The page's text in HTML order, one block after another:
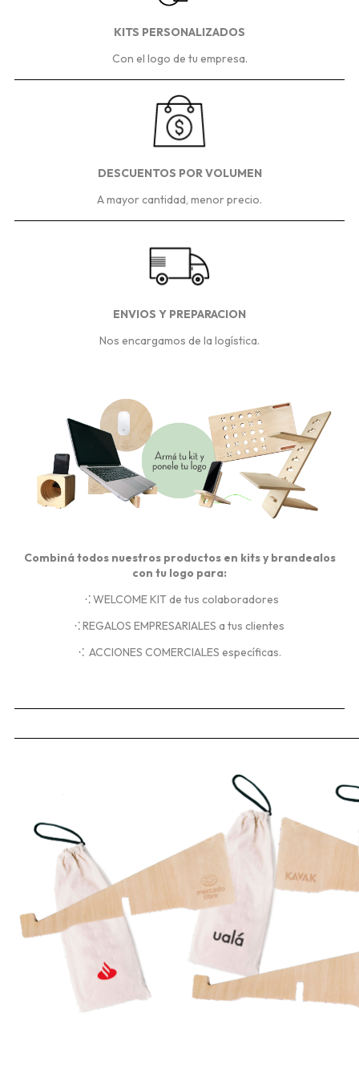
KITS PERSONALIZADOS
Con el logo de tu empresa.
DESCUENTOS POR VOLUMEN
A mayor cantidad, menor precio.
ENVIOS Y PREPARACION
Nos encargamos de la logística.
Combiná todos nuestros productos en kits y brandealos
con tu logo para:
⁖WELCOME KIT de tus colaboradores
⁖REGALOS EMPRESARIALES a tus clientes
⁖ ACCIONES COMERCIALES específicas.